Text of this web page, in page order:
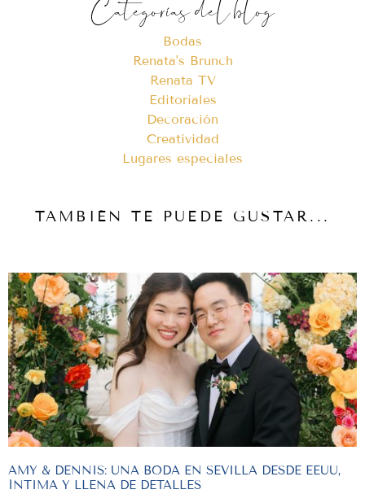
Categorías del blog
Bodas
Renata's Brunch
Renata TV
Editoriales
Decoración
Creatividad
Lugares especiales
TAMBIÉN TE PUEDE GUSTAR...
AMY & DENNIS: UNA BODA EN SEVILLA DESDE EEUU,
ÍNTIMA Y LLENA DE DETALLES